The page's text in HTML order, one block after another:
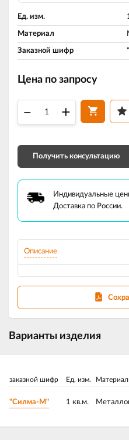
Ед. изм.
Материал
Заказной шифр
Цена по запросу
– +
Получить консультацию
Индивидуальные
Доставка по России.
Описание
Варианты изделия
заказной шифр Ед. изм. Материал
"Силма-М" 1 кв.м.